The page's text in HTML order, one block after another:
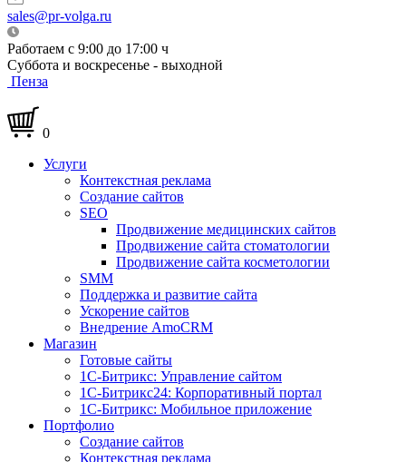
sales@pr-volga.ru
Работаем с 9:00 до 17:00 ч
Суббота и воскресенье - выходной
Пенза
0
Услуги
Контекстная реклама
Создание сайтов
SEO
Продвижение медицинских сайтов
Продвижение сайта стоматологии
Продвижение сайта косметологии
SMM
Поддержка и развитие сайта
Ускорение сайтов
Внедрение AmoCRM
Магазин
Готовые сайты
1С-Битрикс: Управление сайтом
1С-Битрикс24: Корпоративный портал
1С-Битрикс: Мобильное приложение
Портфолио
Создание сайтов
Контекстная реклама